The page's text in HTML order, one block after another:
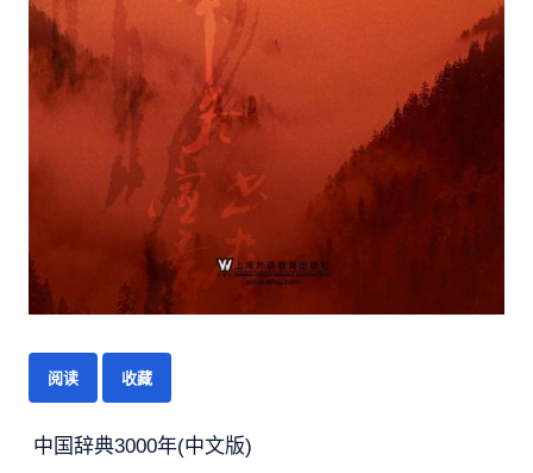
阅读 收藏
中国辞典3000年(中文版)